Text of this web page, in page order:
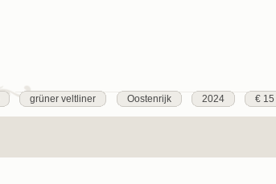
grüner veltliner Oostenrijk 2024 €